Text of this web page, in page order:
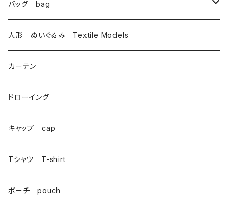
バッグ bag
トートバッグ totebag
サコッシュ Sacoche
がま口 大 mini bag
巾着 Drawstring
人形 ぬいぐるみ Textile Models
カーテン
ドローイング
キャップ cap
Tシャツ T-shirt
ポーチ pouch